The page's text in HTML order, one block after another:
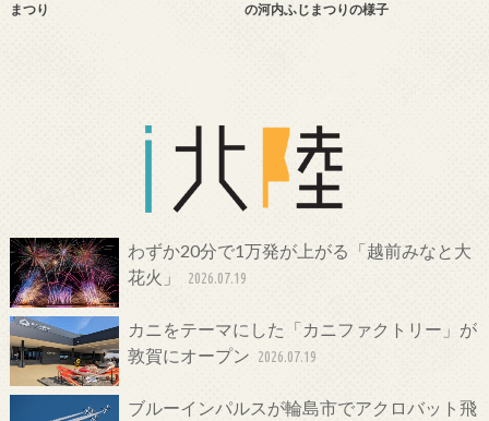
まつり
の河内ふじまつりの様子
わずか20分で1万発が上がる「越前みなと大
花火」
2026.07.19
カニをテーマにした「カニファクトリー」が
敦賀にオープン 2026.07.19
ブルーインパルスが輪島市でアクロバット飛